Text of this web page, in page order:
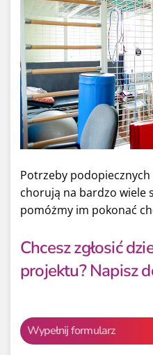
Potrzeby
chorują na bardzo wiele
pomóżmy im pokonać
Chcesz zgłosić
projektu? Napisz
Wypełnij formularz